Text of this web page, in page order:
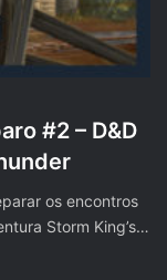
#2 – D&D
os encontros
Storm King’s…